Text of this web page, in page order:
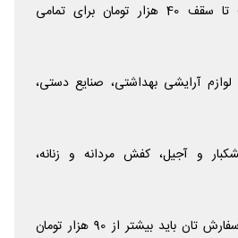
20 درصد تخفیف تا سقف 40 هزار تومان برای تمامی
لوازم آرایشی بهداشتی، صنایع دستی،
و آجیل، کفش مردانه و زنانه،
توجه نمایید مبلغ سفارش تان باید بیشتر از 90 هزار تومان